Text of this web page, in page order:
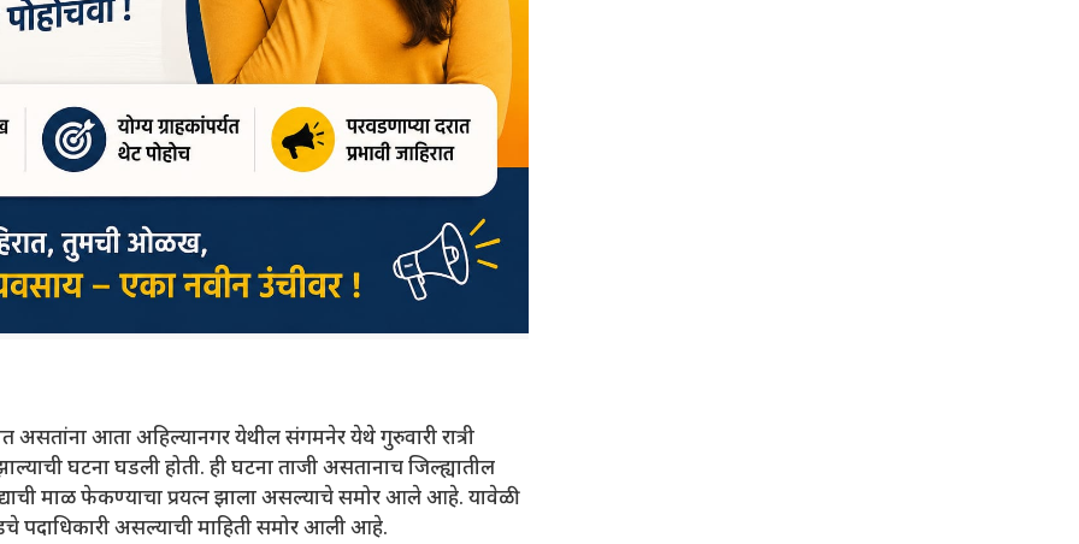
असतांना आता अहिल्यानगर येथील संगमनेर येथे गुरुवारी रात्री
घटना घडली होती. ही घटना ताजी असतानाच जिल्ह्यातील
माळ फेकण्याचा प्रयत्न झाला असल्याचे समोर आले आहे. यावेळी
पदाधिकारी असल्याची माहिती समोर आली आहे.